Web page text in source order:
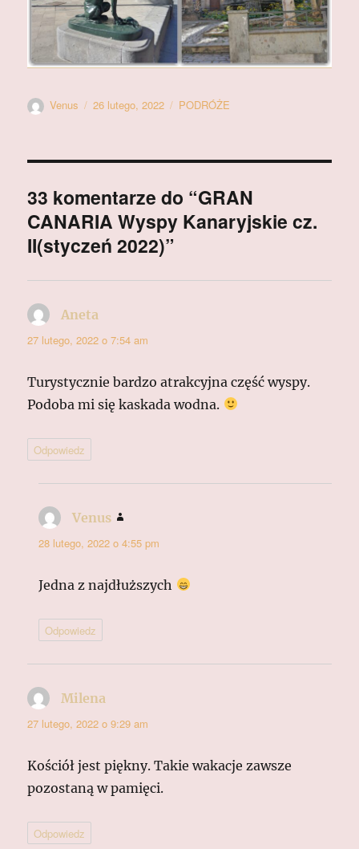
Autor
Venus
Data
26 lutego, 2022 Kategorie
PODRÓŻE
33 komentarze do “GRAN
CANARIA Wyspy Kanaryjskie cz.
II(styczeń 2022)”
Aneta
27 lutego, 2022 o 7:54 am
Turystycznie bardzo atrakcyjna część wyspy.
Podoba mi się kaskada wodna.
Odpowiedz
Venus
28 lutego, 2022 o 4:55 pm
Jedna z najdłuższych
Odpowiedz
Milena
27 lutego, 2022 o 9:29 am
Kościół jest piękny. Takie wakacje zawsze
pozostaną w pamięci.
Odpowiedz